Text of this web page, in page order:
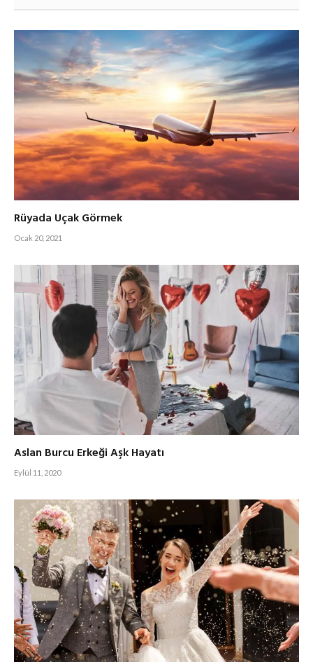
Rüyada Uçak Görmek
Ocak 20, 2021
Aslan Burcu Erkeği Aşk Hayatı
Eylül 11, 2020